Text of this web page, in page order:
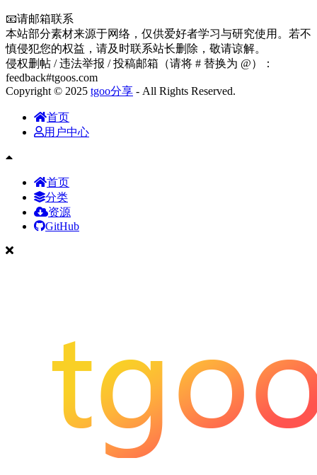
📧请邮箱联系
本站部分素材来源于网络，仅供爱好者学习与研究使用。若不
慎侵犯您的权益，请及时联系站长删除，敬请谅解。
侵权删帖 / 违法举报 / 投稿邮箱（请将 # 替换为 @）：
feedback#tgoos.com
Copyright © 2025 tgoo分享 - All Rights Reserved.
首页
用户中心
首页
分类
资源
GitHub